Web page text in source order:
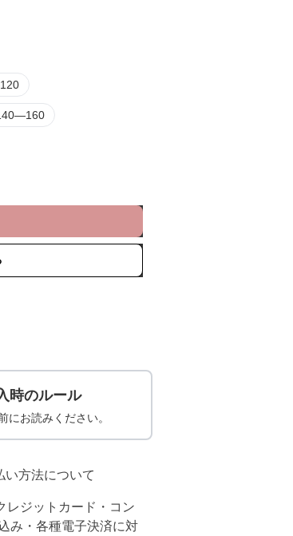
時のルール
にお読みください。
い方法について
レジットカード・コン
み・各種電子決済に対